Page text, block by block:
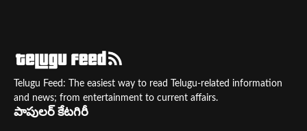
Telugu Feed: The easiest way to read Telugu-related information
and news; from entertainment to current affairs.
పాపులర్ కేటగిరీ